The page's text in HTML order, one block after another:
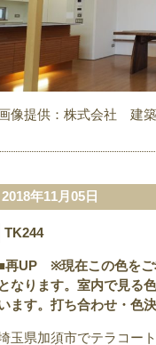
像提供：株式会社 建
2018年11月05日
TK244
再UP
※現在この色を
となります。室内で見る
ます。打ち合わせ・色
玉県加須市でテラコー